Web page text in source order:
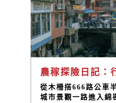
從木柵搭666路公車
城市景觀一路進入綿